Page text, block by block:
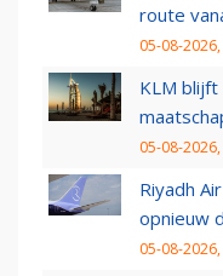
route
05-08-
KLM
05-08-
Riyadh
opnieuw
05-08-